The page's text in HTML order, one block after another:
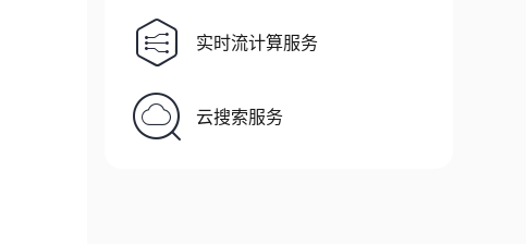
实时流计算服务
云搜索服务